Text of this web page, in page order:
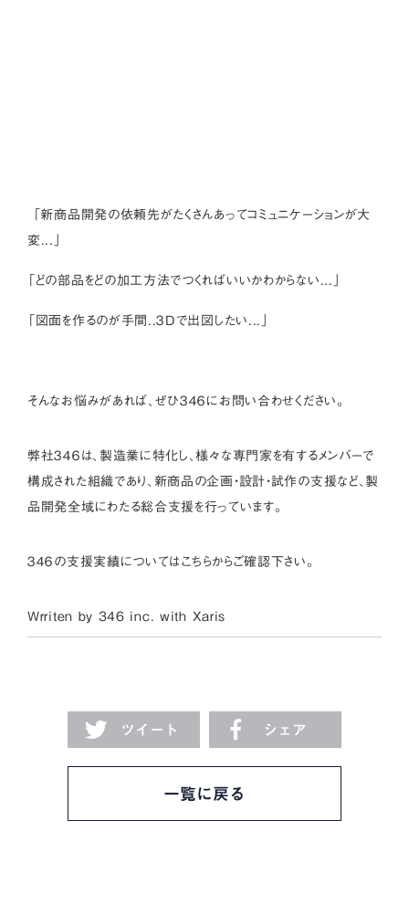
「新商品開発の依頼先がたくさんあってコミュニケーションが大
変...」
「どの部品をどの加工方法でつくればいいかわからない...」
「図面を作るのが手間..３Dで出図したい...」
そんなお悩みがあれば、ぜひ３４６にお問い合わせください。
弊社３４６は、製造業に特化し、様々な専門家を有するメンバーで
構成された組織であり、新商品の企画・設計・試作の支援など、製
品開発全域にわたる総合支援を行っています。
３４６の支援実績についてはこちらからご確認下さい。
Wrriten by 346 inc. with Xaris
ツイート シェア
一覧に戻る